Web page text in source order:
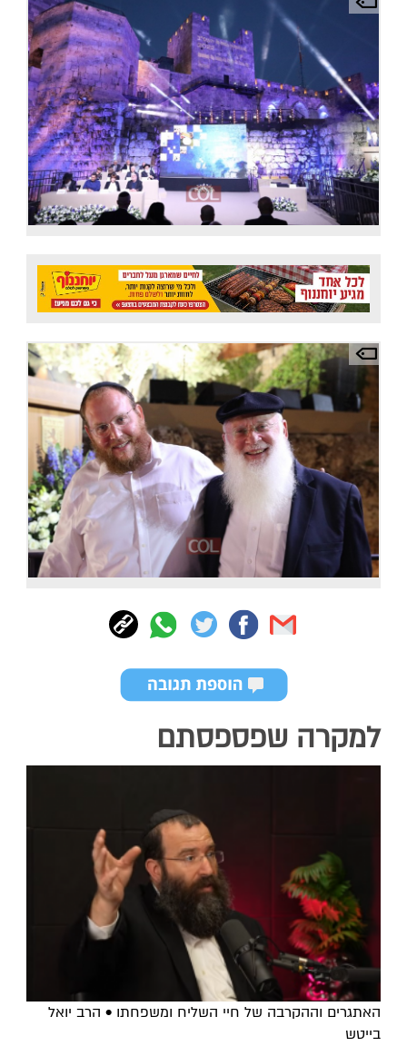
למקרה שפספסתם
האתגרים וההקרבה של חיי השליח ומשפחתו • הרב יואל
בייטש